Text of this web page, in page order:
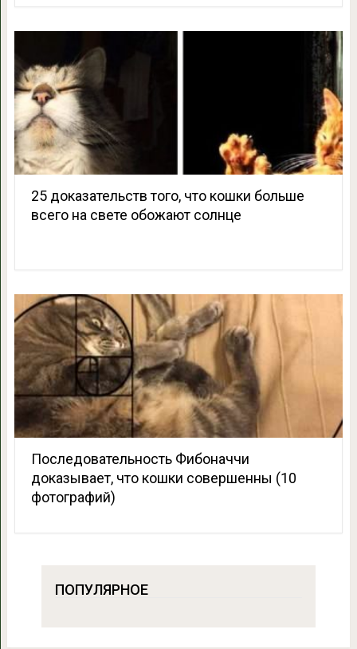
25 доказательств того, что кошки больше
всего на свете обожают солнце
Последовательность Фибоначчи
доказывает, что кошки совершенны (10
фотографий)
ПОПУЛЯРНОЕ